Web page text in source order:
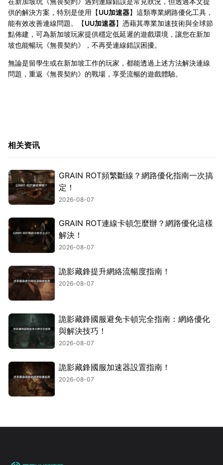
供的解決方案，特別是使用【UU加速器】這類專業網路優化工具，
能有效改善連線問題。【UU加速器】憑藉其專業加速技術與全球節
點佈建，可為新加坡玩家提供穩定低延遲的遊戲環境，讓您在新加
坡也能暢玩《無畏契約》，不再受連線錯誤困擾。
無論是留學生或在新加坡工作的玩家，都能透過上述方法解決連線
問題，重返《無畏契約》的戰場，享受流暢的遊戲體驗。
相关资讯
GRAIN ROT頻繁斷線？網路優化指南一次搞
定！
2026-08-07
GRAIN ROT連線卡頓怎麼辦？網路優化這樣
解決！
2026-08-07
詭影藏鋒提升網絡流暢度指南！
2026-08-07
詭影藏鋒國服避免卡頓完全指南：網絡優化
與解決技巧！
2026-08-07
詭影藏鋒國服加速器設置指南！
2026-08-07